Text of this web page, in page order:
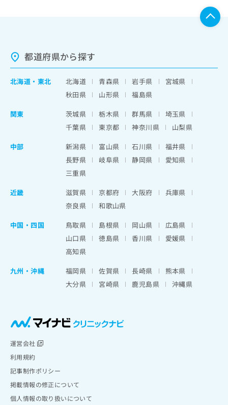
都道府県から探す
北海道 ・ 東北 北海道 青森県 岩手県
宮城県
秋田県
山形県
福島県
関東
茨城県 栃木県 群馬県
埼玉県
千葉県
東京都 神奈川県
山梨県
中部
新潟県 富山県 石川県
福井県
長野県
岐阜県 静岡県
愛知県
三重県
近畿
滋賀県 京都府 大阪府
兵庫県
奈良県
和歌山県
中国・四国
鳥取県 島根県 岡山県
広島県
山口県
徳島県 香川県
愛媛県
高知県
九州・沖縄
福岡県 佐賀県 長崎県
熊本県
大分県
宮崎県 鹿児島県 沖縄県
運営会社
利用規約
記事制作ポリシー
掲載情報の修正について
個人情報の取り扱いについて